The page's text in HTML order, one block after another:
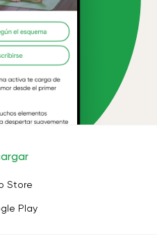
Store
Play